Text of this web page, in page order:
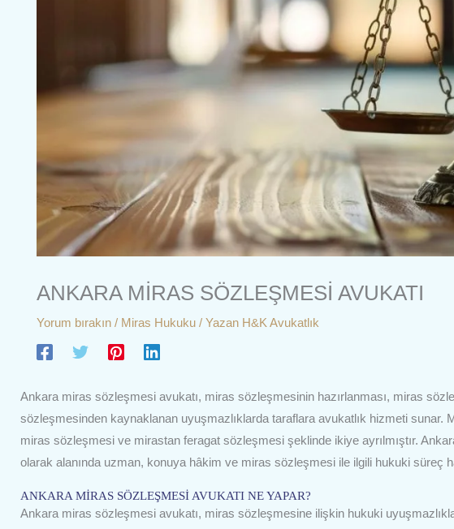
ANKARA MİRAS SÖZLEŞMESİ AVUKATI
Yorum bırakın / Miras Hukuku / Yazan H&K Avukatlık
Ankara miras sözleşmesi avukatı, miras sözleşmesinin hazırlanması, miras
sözleşmesinden kaynaklanan uyuşmazlıklarda taraflara avukatlık hizmeti sunar.
miras sözleşmesi ve mirastan feragat sözleşmesi şeklinde ikiye ayrılmıştır.
olarak alanında uzman, konuya hâkim ve miras sözleşmesi ile ilgili hukuki süreç
ANKARA MİRAS SÖZLEŞMESİ AVUKATI NE YAPAR?
Ankara miras sözleşmesi avukatı, miras sözleşmesine ilişkin hukuki